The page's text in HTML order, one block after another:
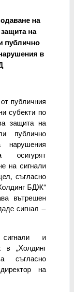
на
на
публично
в
публичния
субекти по
защита на
публично
нарушения
на сигнали
съгласно
БДЖ“
вътрешен
сигнал –
и
в „Холдинг
съгласно
на